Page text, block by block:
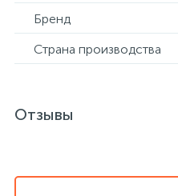
Бренд
Страна производства
Отзывы
Сейфы гостиничные
Сейфы депозитные